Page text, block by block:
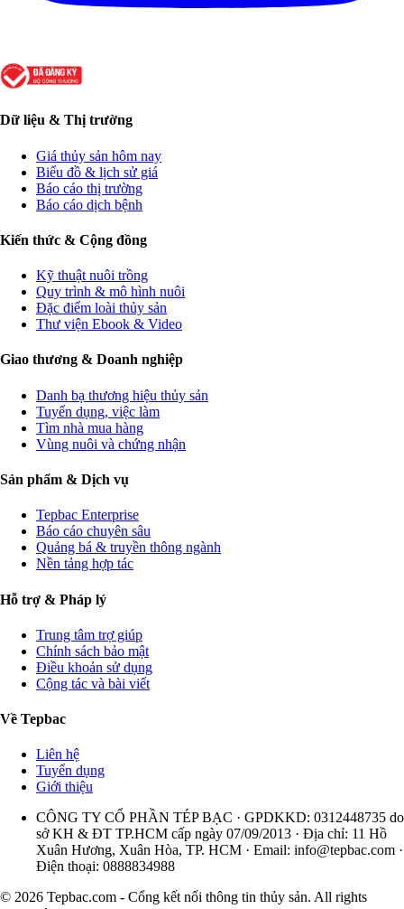
Dữ liệu & Thị trường
Giá thủy sản hôm nay
Biểu đồ & lịch sử giá
Báo cáo thị trường
Báo cáo dịch bệnh
Kiến thức & Cộng đồng
Kỹ thuật nuôi trồng
Quy trình & mô hình nuôi
Đặc điểm loài thủy sản
Thư viện Ebook & Video
Giao thương & Doanh nghiệp
Danh bạ thương hiệu thủy sản
Tuyển dụng, việc làm
Tìm nhà mua hàng
Vùng nuôi và chứng nhận
Sản phẩm & Dịch vụ
Tepbac Enterprise
Báo cáo chuyên sâu
Quảng bá & truyền thông ngành
Nền tảng hợp tác
Hỗ trợ & Pháp lý
Trung tâm trợ giúp
Chính sách bảo mật
Điều khoản sử dụng
Cộng tác và bài viết
Về Tepbac
Liên hệ
Tuyển dụng
Giới thiệu
CÔNG TY CỔ PHẦN TÉP BẠC · GPDKKD: 0312448735 do
sở KH & ĐT TP.HCM cấp ngày 07/09/2013 · Địa chỉ: 11 Hồ
Xuân Hương, Xuân Hòa, TP. HCM · Email: info@tepbac.com ·
Điện thoại: 0888834988
© 2026 Tepbac.com - Cổng kết nối thông tin thủy sản. All rights